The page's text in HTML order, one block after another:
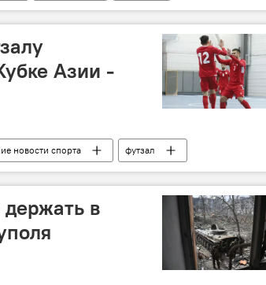
Азии -
новости спорта футзал
в